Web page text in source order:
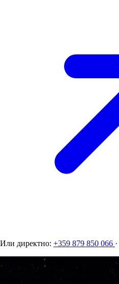
Или директно: +359 879 850 066 ·